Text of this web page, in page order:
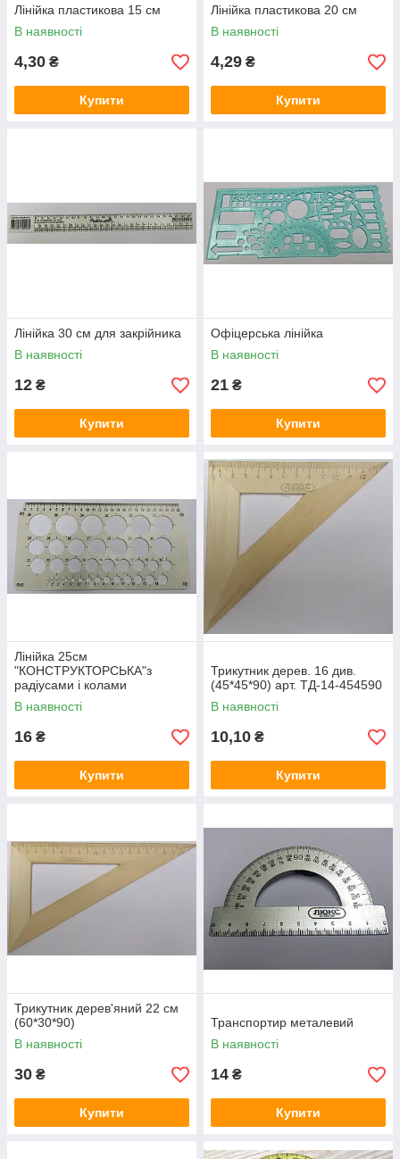
Лінійка пластикова 15 см
В наявності
4,30 ₴
Купити
Лінійка пластикова 20 см
В наявності
4,29 ₴
Купити
Лінійка 30 см для закрійника
В наявності
12 ₴
Купити
Офіцерська лінійка
В наявності
21 ₴
Купити
Лінійка 25см
"КОНСТРУКТОРСЬКА"з
радіусами і колами
В наявності
16 ₴
Купити
Трикутник дерев. 16 див.
(45*45*90) арт. ТД-14-454590
В наявності
10,10 ₴
Купити
Трикутник дерев'яний 22 см
(60*30*90)
В наявності
30 ₴
Купити
Транспортир металевий
В наявності
14 ₴
Купити